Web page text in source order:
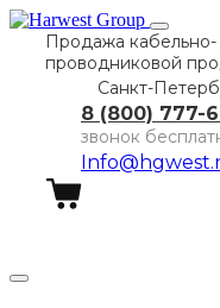
Продажа кабельно-
проводниковой
Санкт-
8 (800) 777-
звонок